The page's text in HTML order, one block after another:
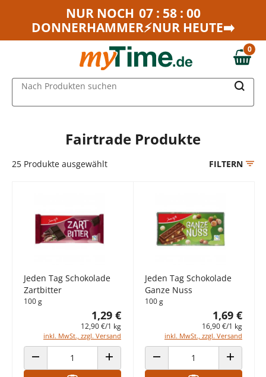
Zum Hauptinhalt springen
Zur Navigation springen
NUR NOCH 07 : 58 : 00
DONNERHAMMER⚡NUR HEUTE➡️
0,00 €
0
Nach Produkten suchen
Fairtrade Produkte
25 Produkte ausgewählt FILTERN
Jeden Tag Schokolade
Zartbitter
100 g
1,29 €
12,90 €/1 kg
inkl. MwSt., zzgl. Versand
ANZAHL VERRINGERN ANZAHL ERHÖHEN
Jeden Tag Schokolade
Ganze Nuss
100 g
1,69 €
16,90 €/1 kg
inkl. MwSt., zzgl. Versand
ANZAHL VERRINGERN ANZAHL